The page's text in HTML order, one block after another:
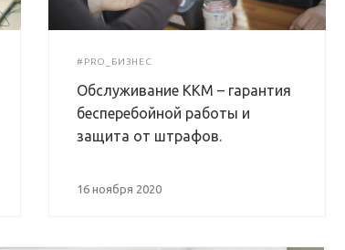
#PRO_БИЗНЕС
Обслуживание ККМ – гарантия
бесперебойной работы и
защита от штрафов.
16 ноября 2020